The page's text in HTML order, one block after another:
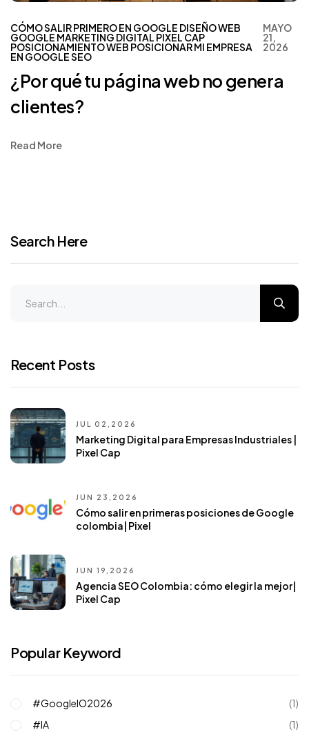
CÓMO SALIR PRIMERO EN GOOGLE DISEÑO WEB
GOOGLE MARKETING DIGITAL PIXEL CAP
POSICIONAMIENTO WEB POSICIONAR MI EMPRESA
EN GOOGLESEO
MAYO
21,
2026
¿Por qué tu página web no genera
clientes?
Read More
Search Here
Recent Posts
JUL 02,2026
Marketing Digital para Empresas Industriales |
Pixel Cap
JUN 23,2026
Cómo salir en primeras posiciones de Google
colombia| Pixel
JUN 19,2026
Agencia SEO Colombia: cómo elegir la mejor|
Pixel Cap
Popular Keyword
#GoogleIO2026
(1)
#IA
(1)